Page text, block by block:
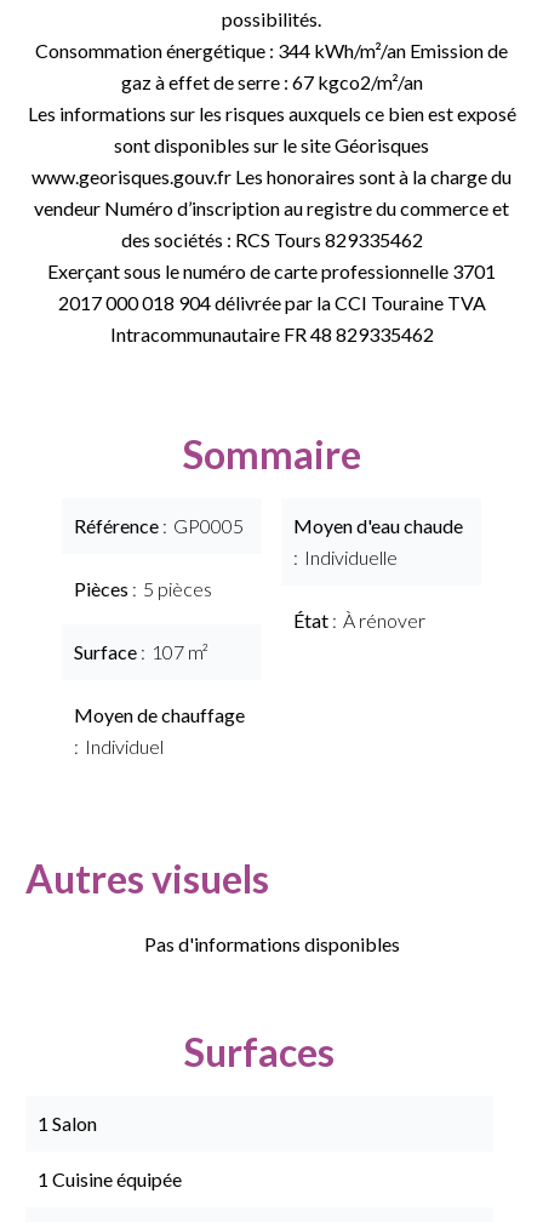
possibilités.
Consommation énergétique : 344 kWh/m²/an Emission de
gaz à effet de serre : 67 kgco2/m²/an
Les informations sur les risques auxquels ce bien est exposé
sont disponibles sur le site Géorisques
www.georisques.gouv.fr Les honoraires sont à la charge du
vendeur Numéro d’inscription au registre du commerce et
des sociétés : RCS Tours 829335462
Exerçant sous le numéro de carte professionnelle 3701
2017 000 018 904 délivrée par la CCI Touraine TVA
Intracommunautaire FR 48 829335462
Sommaire
Référence GP0005
Pièces 5 pièces
Surface 107 m²
Moyen de chauffage
Individuel
Moyen d'eau chaude
Individuelle
État À rénover
Autres visuels
Pas d'informations disponibles
Surfaces
1 Salon
1 Cuisine équipée